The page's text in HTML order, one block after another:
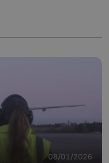
08/01/2026